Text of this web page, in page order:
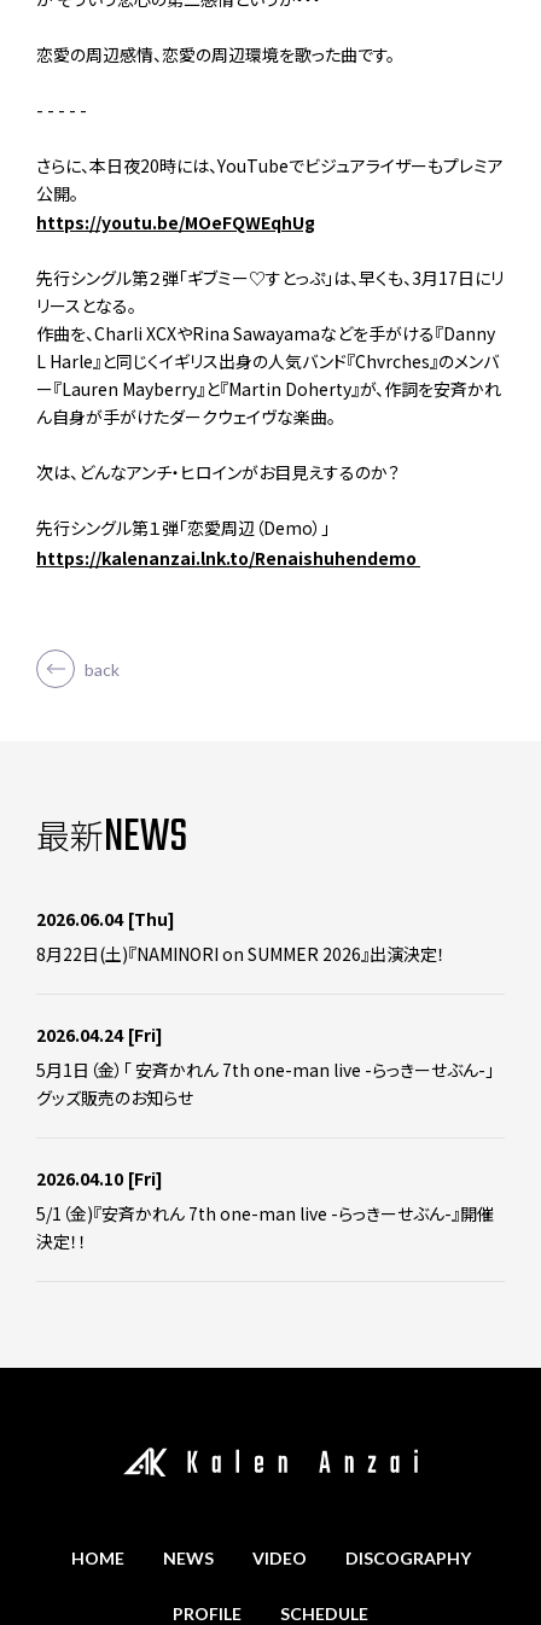
恋愛の周辺感情、恋愛の周辺環境を歌った曲です。
- - - - -
さらに、本日夜20時には、YouTubeでビジュアライザーもプレミア
公開。
https://youtu.be/MOeFQWEqhUg
先行シングル第２弾「ギブミー♡すとっぷ」は、早くも、3月17日にリ
リースとなる。
作曲を、Charli XCXやRina Sawayamaなどを手がける『Danny
L Harle』と同じくイギリス出身の人気バンド『Chvrches』のメンバ
ー『Lauren Mayberry』と『Martin Doherty』が、作詞を安斉かれ
ん自身が手がけたダークウェイヴな楽曲。
次は、どんなアンチ・ヒロインがお目見えするのか？
先行シングル第１弾「恋愛周辺（Demo）」
https://kalenanzai.lnk.to/Renaishuhendemo
back
最新NEWS
2026.06.04 [Thu]
8月22日(土)『NAMINORI on SUMMER 2026』出演決定！
2026.04.24 [Fri]
5月1日（金）「 安斉かれん 7th one-man live -らっきーせぶん-」
グッズ販売のお知らせ
2026.04.10 [Fri]
5/1（金)『安斉かれん 7th one-man live -らっきーせぶん-』開催
決定！！
HOME NEWS VIDEO DISCOGRAPHY
PROFILE SCHEDULE